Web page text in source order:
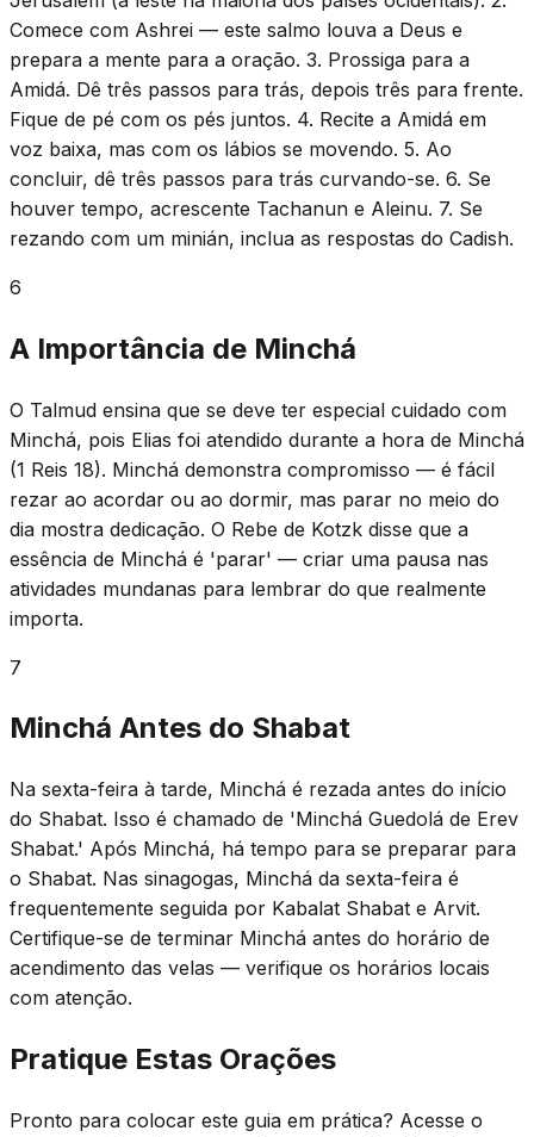
Comece com Ashrei — este salmo louva a Deus e
prepara a mente para a oração. 3. Prossiga para a
Amidá. Dê três passos para trás, depois três para frente.
Fique de pé com os pés juntos. 4. Recite a Amidá em
voz baixa, mas com os lábios se movendo. 5. Ao
concluir, dê três passos para trás curvando-se. 6. Se
houver tempo, acrescente Tachanun e Aleinu. 7. Se
rezando com um minián, inclua as respostas do Cadish.
6
A Importância de Minchá
O Talmud ensina que se deve ter especial cuidado com
Minchá, pois Elias foi atendido durante a hora de Minchá
(1 Reis 18). Minchá demonstra compromisso — é fácil
rezar ao acordar ou ao dormir, mas parar no meio do
dia mostra dedicação. O Rebe de Kotzk disse que a
essência de Minchá é 'parar' — criar uma pausa nas
atividades mundanas para lembrar do que realmente
importa.
7
Minchá Antes do Shabat
Na sexta-feira à tarde, Minchá é rezada antes do início
do Shabat. Isso é chamado de 'Minchá Guedolá de Erev
Shabat.' Após Minchá, há tempo para se preparar para
o Shabat. Nas sinagogas, Minchá da sexta-feira é
frequentemente seguida por Kabalat Shabat e Arvit.
Certifique-se de terminar Minchá antes do horário de
acendimento das velas — verifique os horários locais
com atenção.
Pratique Estas Orações
Pronto para colocar este guia em prática? Acesse o